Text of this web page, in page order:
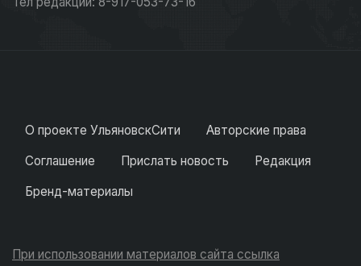
О проекте УльяновскСити
Авторские права
Соглашение
Прислать новость
Редакция
Бренд-материалы
При использовании материалов сайта ссылка